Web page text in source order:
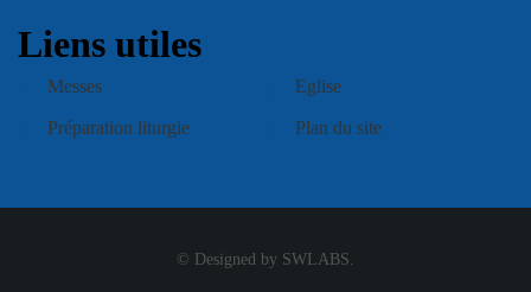
Liens utiles
Messes Eglise
Préparation liturgie Plan du site
© Designed by SWLABS.